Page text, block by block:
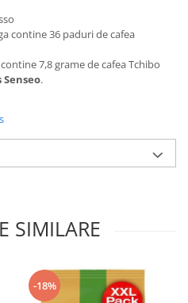
contine 36 paduri de cafea
7,8 grame de cafea Tchibo
Senseo.
SIMILARE
-18%